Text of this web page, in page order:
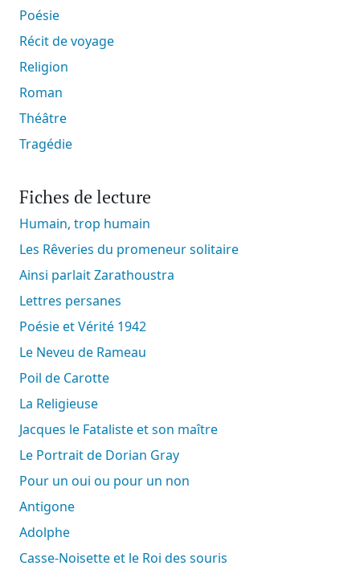
Poésie
Récit de voyage
Religion
Roman
Théâtre
Tragédie
Fiches de lecture
Humain, trop humain
Les Rêveries du promeneur solitaire
Ainsi parlait Zarathoustra
Lettres persanes
Poésie et Vérité 1942
Le Neveu de Rameau
Poil de Carotte
La Religieuse
Jacques le Fataliste et son maître
Le Portrait de Dorian Gray
Pour un oui ou pour un non
Antigone
Adolphe
Casse-Noisette et le Roi des souris